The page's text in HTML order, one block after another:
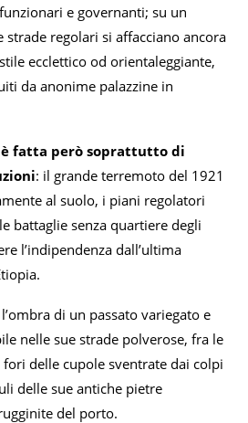
e governanti; su un
regolari si affacciano ancora
ecclettico od orientaleggiante,
da anonime palazzine in
è fatta però soprattutto di
: il grande terremoto del 1921
al suolo, i piani regolatori
battaglie senza quartiere degli
l’indipendenza dall’ultima
di un passato variegato e
nelle sue strade polverose, fra le
delle cupole sventrate dai colpi
delle sue antiche pietre
del porto.